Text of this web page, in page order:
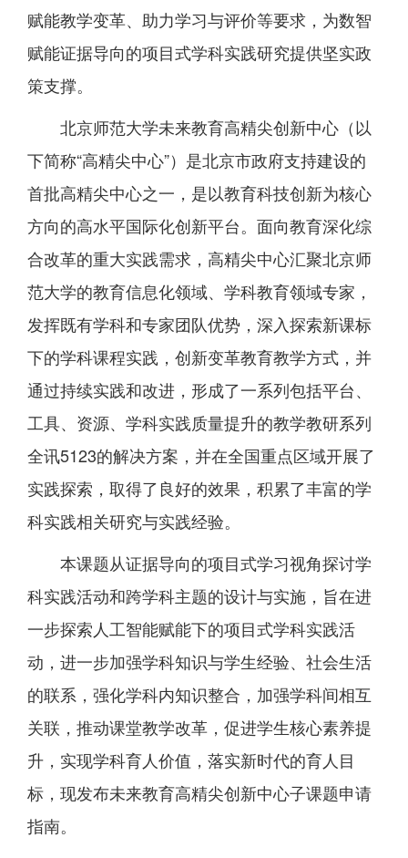
赋能教学变革、助力学习与评价等要求，为数智
赋能证据导向的项目式学科实践研究提供坚实政
策支撑。
北京师范大学未来教育高精尖创新中心（以
下简称“高精尖中心”）是北京市政府支持建设的
首批高精尖中心之一，是以教育科技创新为核心
方向的高水平国际化创新平台。面向教育深化综
合改革的重大实践需求，高精尖中心汇聚北京师
范大学的教育信息化领域、学科教育领域专家，
发挥既有学科和专家团队优势，深入探索新课标
下的学科课程实践，创新变革教育教学方式，并
通过持续实践和改进，形成了一系列包括平台、
工具、资源、学科实践质量提升的教学教研系列
全讯5123的解决方案，并在全国重点区域开展了
实践探索，取得了良好的效果，积累了丰富的学
科实践相关研究与实践经验。
本课题从证据导向的项目式学习视角探讨学
科实践活动和跨学科主题的设计与实施，旨在进
一步探索人工智能赋能下的项目式学科实践活
动，进一步加强学科知识与学生经验、社会生活
的联系，强化学科内知识整合，加强学科间相互
关联，推动课堂教学改革，促进学生核心素养提
升，实现学科育人价值，落实新时代的育人目
标，现发布未来教育高精尖创新中心子课题申请
指南。